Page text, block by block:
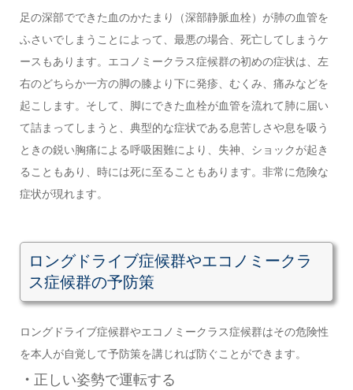
足の深部でできた血のかたまり（深部静脈血栓）が肺の血管を
ふさいでしまうことによって、最悪の場合、死亡してしまうケ
ースもあります。エコノミークラス症候群の初めの症状は
左
右のどちらか一方の脚の膝より下に発疹、むくみ、痛みなどを
起こします。 そして、脚にできた血栓が血管を流れて肺に届い
て詰まってしまうと
典型的な症状である息苦しさや息を吸う
ときの鋭い胸痛による呼吸困難により、失神、ショックが起き
ることもあり、時には死に至ることもあります。 非常に危険な
症状が現れます。
ロングドライブ症候群やエコノミークラ
ス症候群の予防策
ロングドライブ症候群やエコノミークラス症候群はその危険性
を本人が自覚して予防策を講じれば防ぐことができます。
・ 正しい姿勢で運転する